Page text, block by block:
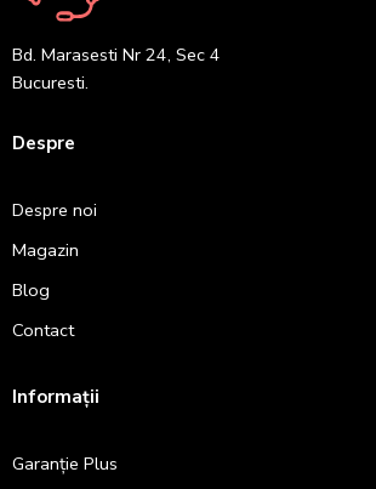
Bd. Marasesti Nr 24, Sec 4
Bucuresti.
Despre
Despre noi
Magazin
Blog
Contact
Informații
Garanție Plus